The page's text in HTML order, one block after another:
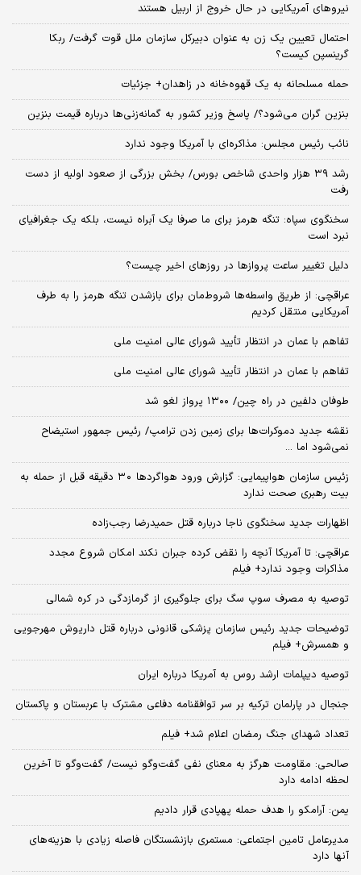
نیروهای آمریکایی در حال خروج از اربیل هستند
احتمال تعیین یک زن به عنوان دبیرکل سازمان ملل قوت گرفت/ ربکا
گرینسپن کیست؟
حمله مسلحانه به یک قهوه‌خانه در زاهدان+ جزئیات
بنزین گران می‌شود؟/ پاسخ وزیر کشور به گمانه‌زنی‌ها درباره قیمت بنزین
نائب رئیس مجلس: مذاکره‌ای با آمریکا وجود ندارد
رشد ۳۹ هزار واحدی شاخص بورس/ بخش بزرگی از صعود اولیه از دست
رفت
سخنگوی سپاه: تنگه هرمز برای ما صرفا یک آبراه نیست، بلکه یک جغرافیای
نبرد است
دلیل تغییر ساعت پروازها در روزهای اخیر چیست؟
عراقچی: از طریق واسطه‌ها شروط‌مان برای بازشدن تنگه هرمز را به طرف
آمریکایی منتقل کردیم
تفاهم با عمان در انتظار تأیید شورای عالی امنیت ملی
تفاهم با عمان در انتظار تأیید شورای عالی امنیت ملی
طوفان دلفین در راه چین/ ۱۳۰۰ پرواز لغو شد
نقشه جدید دموکرات‌ها برای زمین زدن ترامپ/ رئیس جمهور استیضاح
نمی‌شود اما ...
زئیس سازمان هواپیمایی: گزارش ورود هواگردها ٣٠ دقیقه قبل از حمله به
بیت رهبری صحت ندارد
اظهارات جدید سخنگوی ناجا درباره قتل حمیدرضا رجب‌زاده
عراقچی: تا آمریکا آنچه را نقض کرده جبران نکند امکان شروع مجدد
مذاکرات وجود ندارد+ فیلم
توصیه به مصرف سوپ سگ برای جلوگیری از گرمازدگی در کره شمالی
توضیحات جدید رئیس سازمان پزشکی قانونی درباره قتل داریوش مهرجویی
و همسرش+ فیلم
توصیه دیپلمات ارشد روس به آمریکا درباره ایران
جنجال در پارلمان ترکیه بر سر توافقنامه دفاعی مشترک با عربستان و پاکستان
تعداد شهدای جنگ رمضان اعلام شد+ فیلم
صالحی: مقاومت هرگز به معنای نفی گفت‌وگو نیست/ گفت‌وگو تا آخرین
لحظه ادامه دارد
یمن: آرامکو را هدف حمله پهپادی قرار دادیم
مدیرعامل تامین اجتماعی: مستمری بازنشستگان فاصله زیادی با هزینه‌های
آنها دارد